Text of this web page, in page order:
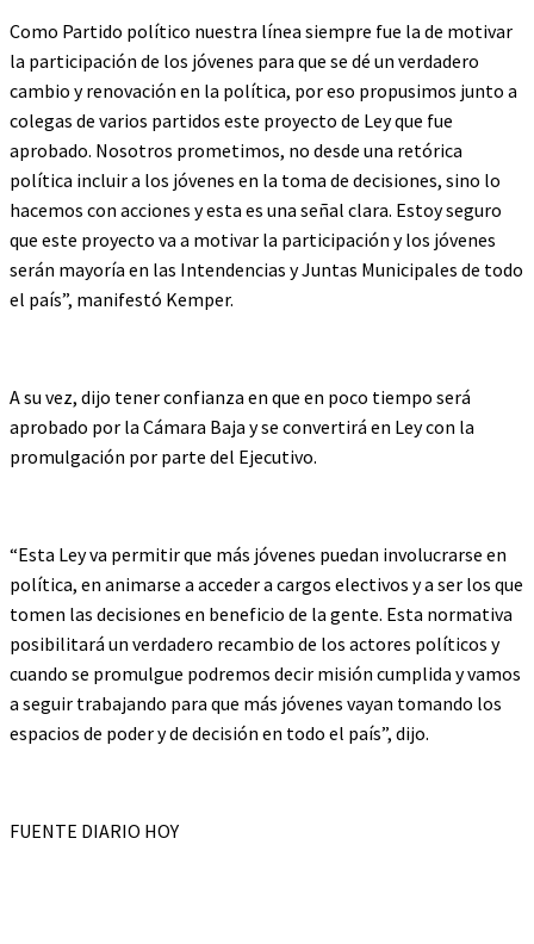
Como Partido político nuestra línea siempre fue la de motivar
la participación de los jóvenes para que se dé un verdadero
cambio y renovación en la política, por eso propusimos junto a
colegas de varios partidos este proyecto de Ley que fue
aprobado. Nosotros prometimos, no desde una retórica
política incluir a los jóvenes en la toma de decisiones, sino lo
hacemos con acciones y esta es una señal clara. Estoy seguro
que este proyecto va a motivar la participación y los jóvenes
serán mayoría en las Intendencias y Juntas Municipales de todo
el país”, manifestó Kemper.
A su vez, dijo tener confianza en que en poco tiempo será
aprobado por la Cámara Baja y se convertirá en Ley con la
promulgación por parte del Ejecutivo.
“Esta Ley va permitir que más jóvenes puedan involucrarse en
política, en animarse a acceder a cargos electivos y a ser los que
tomen las decisiones en beneficio de la gente. Esta normativa
posibilitará un verdadero recambio de los actores políticos y
cuando se promulgue podremos decir misión cumplida y vamos
a seguir trabajando para que más jóvenes vayan tomando los
espacios de poder y de decisión en todo el país”, dijo.
FUENTE DIARIO HOY